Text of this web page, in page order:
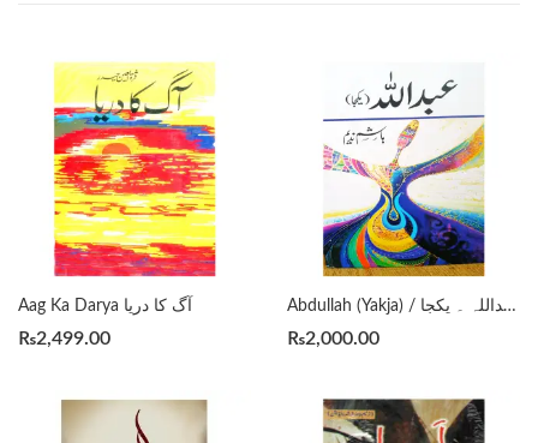
Aag Ka Darya آگ کا دریا
₨2,499.00
Abdullah (Yakja) / عبداللہ ۔ یکجا by Hashim Nadeem
₨2,000.00